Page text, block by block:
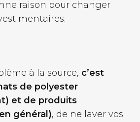
raison pour changer
à la source, c’est
de polyester
et de produits
général), de ne laver vos